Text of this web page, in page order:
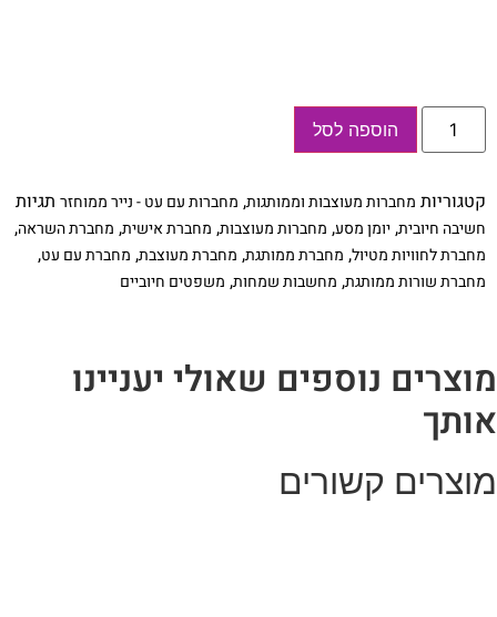
כמות
מחברת
מעוצבת,
יומן
מסע
עד
הטיול
הוספה לסל
קטגוריותמחברות מעוצבות וממותגות,מחברות עם עט - נייר ממוחזרתגיות
חשיבה חיובית,יומן מסע,מחברות מעוצבות,מחברת אישית,מחברת השראה,
מחברת לחוויות מטיול,מחברת ממותגת,מחברת מעוצבת,מחברת עם עט,
מחברת שורות ממותגת,מחשבות שמחות,משפטים חיוביים
נוספים שאולי יעניינו
קשורים